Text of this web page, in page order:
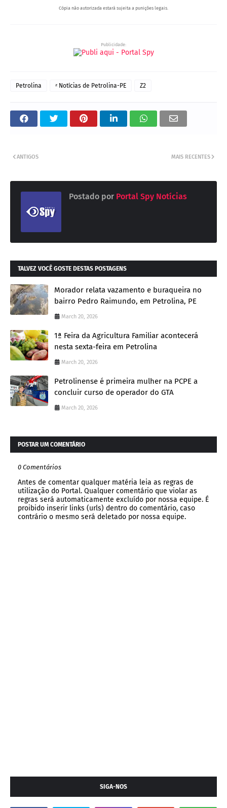
Cópia não autorizada estará sujeita a punições legais.
Publicidade:
Petrolina ᶻ Notícias de Petrolina-PE Z2
MAIS RECENTES
ANTIGOS
Postado por Portal Spy Notícias
TALVEZ VOCÊ GOSTE DESTAS POSTAGENS
Morador relata vazamento e buraqueira no
bairro Pedro Raimundo, em Petrolina, PE
March 20, 2026
1ª Feira da Agricultura Familiar acontecerá
nesta sexta-feira em Petrolina
March 20, 2026
Petrolinense é primeira mulher na PCPE a
concluir curso de operador do GTA
March 20, 2026
POSTAR UM COMENTÁRIO
0 Comentários
Antes de comentar qualquer matéria leia as regras de
utilização do Portal. Qualquer comentário que violar as
regras será automaticamente excluído por nossa equipe. É
proibido inserir links (urls) dentro do comentário, caso
contrário o mesmo será deletado por nossa equipe.
SIGA-NOS